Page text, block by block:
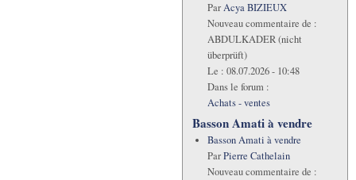
ParAcya BIZIEUX
Nouveau commentaire de :
ABDULKADER (nicht
überprüft)
Le : 08.07.2026 - 10:48
Dans le forum :
Achats - ventes
Basson Amati à vendre
Basson Amati à vendre
ParPierre Cathelain
Nouveau commentaire de :